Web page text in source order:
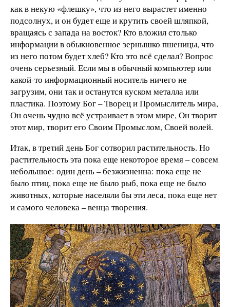
как в некую «флешку», что из него вырастет именно
подсолнух, и он будет еще и крутить своей шляпкой,
вращаясь с запада на восток? Кто вложил столько
информации в обыкновенное зернышко пшеницы, что
из него потом будет хлеб? Кто это всё сделал? Вопрос
очень серьезный. Если мы в обычный компьютер или
какой-то информационный носитель ничего не
загрузим, они так и останутся куском металла или
пластика. Поэтому Бог – Творец и Промыслитель мира,
Он очень чудно всё устраивает в этом мире, Он творит
этот мир, творит его Своим Промыслом, Своей волей.
Итак, в третий день Бог сотворил растительность. Но
растительность эта пока еще некоторое время – совсем
небольшое: один день – безжизненна: пока еще не
было птиц, пока еще не было рыб, пока еще не было
животных, которые населяли бы эти леса, пока еще нет
и самого человека – венца творения.